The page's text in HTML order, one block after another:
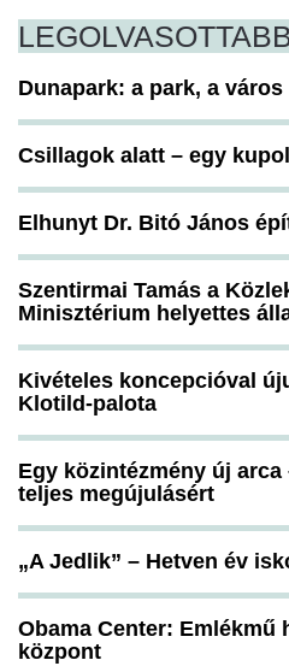
Dunapark: a park, a város
Csillagok alatt – egy
Elhunyt Dr. Bitó János
Szentirmai Tamás a
Minisztérium helyettes
Kivételes koncepcióval
Klotild-palota
Egy közintézmény új arca
teljes megújulásért
„A Jedlik” – Hetven év
Obama Center: Emlékmű
központ